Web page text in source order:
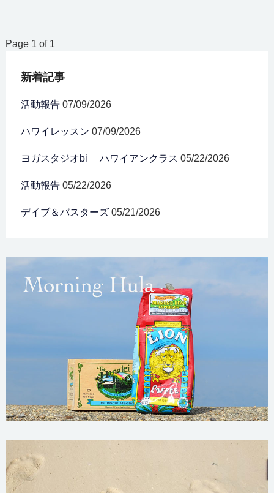
Page 1 of 1
新着記事
活動報告 07/09/2026
ハワイレッスン 07/09/2026
ヨガスタジオbi ハワイアンクラス 05/22/2026
活動報告 05/22/2026
デイブ＆バスターズ 05/21/2026